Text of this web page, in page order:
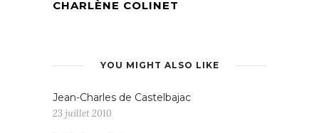
CHARLÈNE COLINET
YOU MIGHT ALSO LIKE
Jean-Charles de Castelbajac
23 juillet 2010